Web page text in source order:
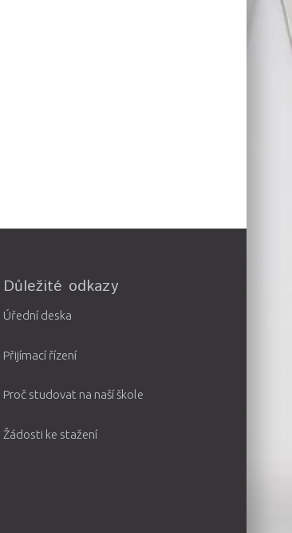
Důležité odkazy
Úřední deska
Přijímací řízení
Proč studovat na naší škole
Žádosti ke stažení